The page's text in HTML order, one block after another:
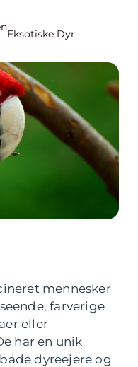
Eksotiske Dyr
mennesker
farverige
eller
har en unik
dyreejere og